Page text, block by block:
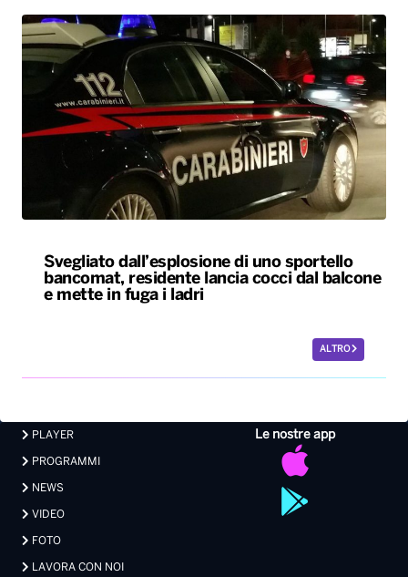
Svegliato dall’esplosione di uno sportello
bancomat, residente lancia cocci dal balcone
e mette in fuga i ladri
ALTRO
Le nostre app
PLAYER
PROGRAMMI
NEWS
VIDEO
FOTO
LAVORA CON NOI